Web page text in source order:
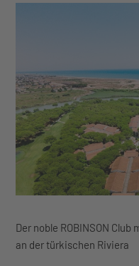
Der noble ROBINSON
an der türkischen Riviera